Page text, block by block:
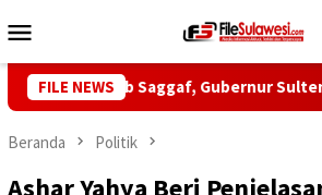
ke
Mobile
FILE NEWS
Habib Saggaf, Gubernur Sulteng: Ilmu
Beranda Politik